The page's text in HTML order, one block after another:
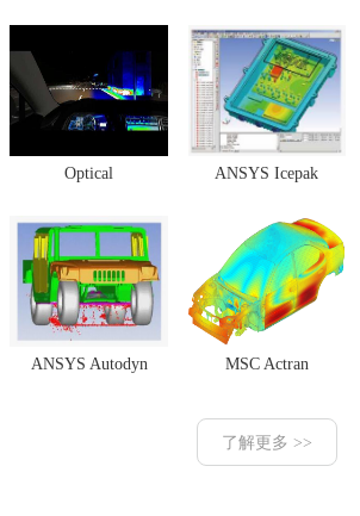
Optical ANSYS Icepak
ANSYS Autodyn MSC Actran
了解更多 >>